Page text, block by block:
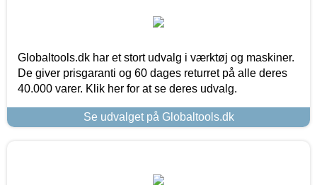
Globaltools.dk har et stort udvalg i værktøj og maskiner.
De giver prisgaranti og 60 dages returret på alle deres
40.000 varer. Klik her for at se deres udvalg.
Se udvalget på Globaltools.dk